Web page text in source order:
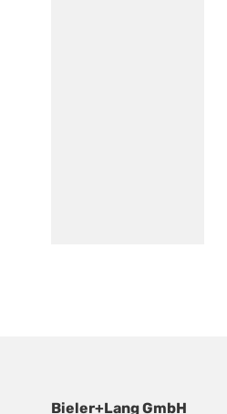
Bieler+Lang GmbH